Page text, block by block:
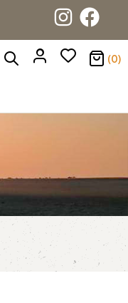
(0)